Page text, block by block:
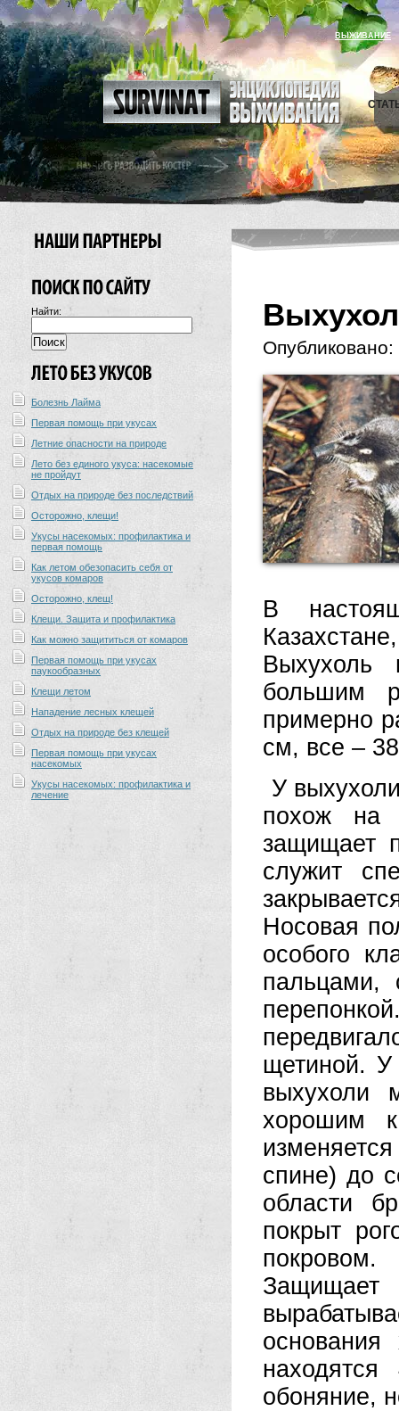
ВЫЖИВАНИЕ
Найти:
Болезнь Лайма
Первая помощь при укусах
Летние опасности на природе
Лето без единого укуса: насекомые
не пройдут
Отдых на природе без последствий
Осторожно, клещи!
Укусы насекомых: профилактика и
первая помощь
Как летом обезопасить себя от
укусов комаров
Осторожно, клещ!
Клещи. Защита и профилактика
Как можно защититься от комаров
Первая помощь при укусах
паукообразных
Клещи летом
Нападение лесных клещей
Отдых на природе без клещей
Первая помощь при укусах
насекомых
Укусы насекомых: профилактика и
лечение
Опубликовано:
В
Выхухоль
большим
примерно
см, все –
У
похож на
защищает
служит
Носовая
особого
пальцами,
щетиной. У
выхухоли
хорошим
спине) до
области
покрыт
обоняние,